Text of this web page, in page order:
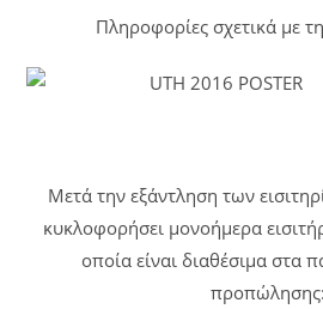
Πληροφορίες σχετικά με
Μετά την εξάντληση των
κυκλοφορήσει μονοήμερα
οποία είναι διαθέσιμα στα
προπώλησης: